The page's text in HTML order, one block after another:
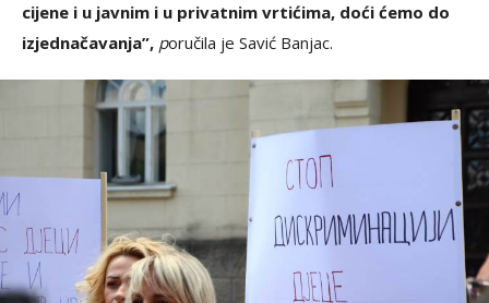
cijene i u javnim i u privatnim vrtićima, doći ćemo do
izjednačavanja”, poručila je Savić Banjac.